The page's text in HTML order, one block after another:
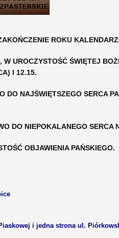
ROKU
W UROCZYSTOŚĆ ŚWIĘTEJ
I 12.15.
DO NAJŚWIĘTSZEGO SERCA
DO NIEPOKALANEGO SERCA
OBJAWIENIA PAŃSKIEGO.
i jedna strona ul.